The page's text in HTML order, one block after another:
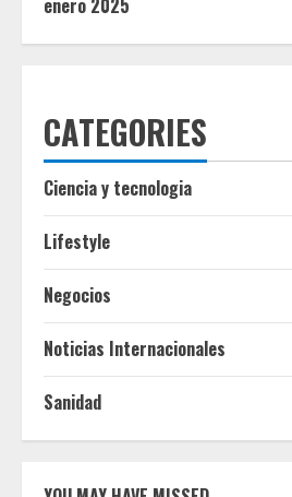
enero 2025
CATEGORIES
Ciencia y tecnologia
Lifestyle
Negocios
Noticias Internacionales
Sanidad